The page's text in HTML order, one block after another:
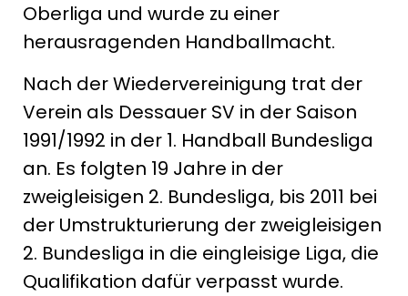
Oberliga und wurde zu einer
herausragenden Handballmacht.
Nach der Wiedervereinigung trat der
Verein als Dessauer SV in der Saison
1991/1992 in der 1. Handball Bundesliga
an. Es folgten 19 Jahre in der
zweigleisigen 2. Bundesliga, bis 2011 bei
der Umstrukturierung der zweigleisigen
2. Bundesliga in die eingleisige Liga, die
Qualifikation dafür verpasst wurde.